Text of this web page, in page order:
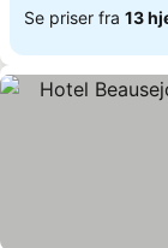
Se priser fra 13